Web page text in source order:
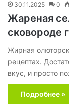
30.11.2025 0
Жареная
сковороде
Жирная
рецептах.
вкус, и просто
Подробнее »